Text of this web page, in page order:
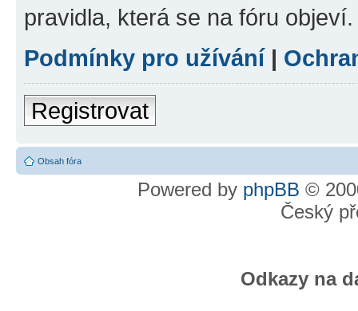
pravidla, která se na fóru objeví.
Podmínky pro užívání|
Registrovat
Obsah fóra
Powered by phpBB ©
Český
Odkazy na